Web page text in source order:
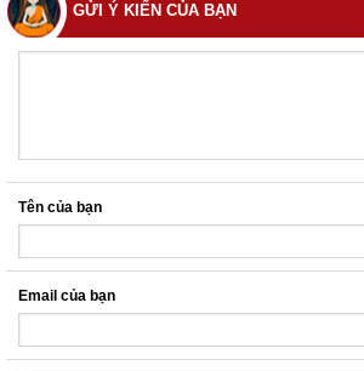
GỬI Ý KIẾN CỦA BẠN
Tên của bạn
Email của bạn